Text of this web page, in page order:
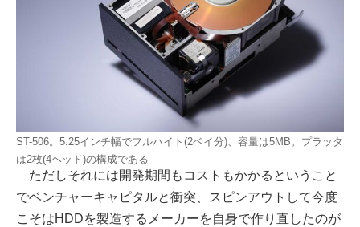
ST-506。5.25インチ幅でフルハイト(2ベイ分)、容量は5MB。プラッタ
は2枚(4ヘッド)の構成である
ただしそれには開発期間もコストもかかるということ
でベンチャーキャピタルと衝突、スピンアウトして今度
こそはHDDを製造するメーカーを自身で作り直したのが